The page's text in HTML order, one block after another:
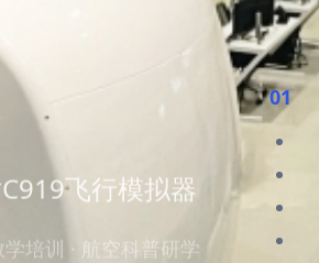
飞行模拟器
培训 · 航空科普研学
01